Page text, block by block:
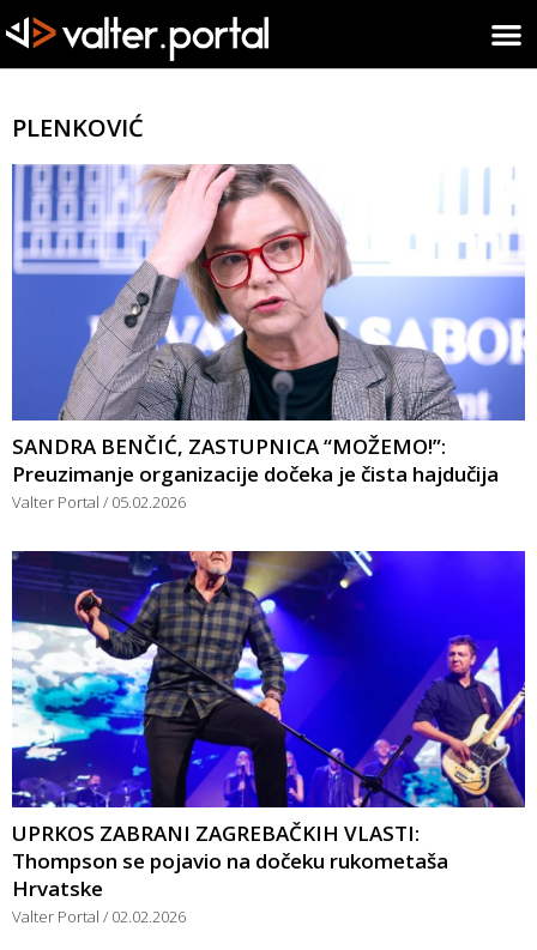
PLENKOVIĆ
SANDRA BENČIĆ, ZASTUPNICA “MOŽEMO!”:
Preuzimanje organizacije dočeka je čista hajdučija
Valter Portal 05.02.2026
UPRKOS ZABRANI ZAGREBAČKIH VLASTI:
Thompson se pojavio na dočeku rukometaša
Hrvatske
Valter Portal 02.02.2026